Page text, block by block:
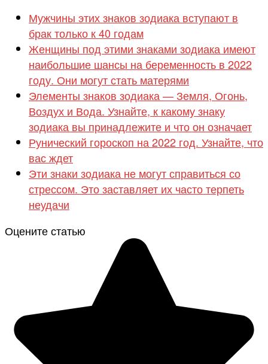
Мужчины этих знаков зодиака вступают в
брак только к 40 годам
Женщины под этими знаками зодиака имеют
наибольшие шансы на беременность в 2022
году. Они могут стать матерями
Элементы знаков зодиака — Земля, Огонь,
Воздух и Вода. Узнайте, к какому знаку
зодиака вы принадлежите и что он означает
Рунический гороскоп на 2022 год. Узнайте, что
вас ждет
Эти знаки зодиака не могут справиться со
стрессом. Это заставляет их часто терпеть
неудачи
Оцените статью